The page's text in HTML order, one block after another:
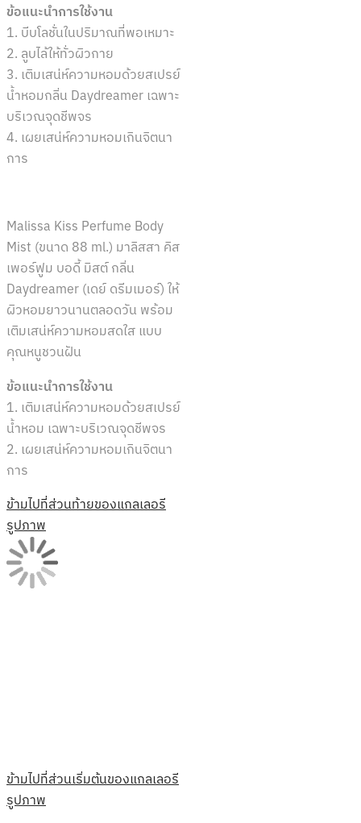
ข้อแนะนำการใช้งาน
1. บีบโลชั่นในปริมาณที่พอเหมาะ
2. ลูบไล้ให้ทั่วผิวกาย
3. เติมเสน่ห์ความหอมด้วยสเปรย์
น้ำหอมกลิ่น Daydreamer เฉพาะ
บริเวณจุดชีพจร
4. เผยเสน่ห์ความหอมเกินจิตนา
การ
Malissa Kiss Perfume Body
Mist (ขนาด 88 ml.) มาลิสสา คิส
เพอร์ฟูม บอดี้ มิสต์ กลิ่น
Daydreamer (เดย์ ดรีมเมอร์) ให้
ผิวหอมยาวนานตลอดวัน พร้อม
เติมเสน่ห์ความหอมสดใส แบบ
คุณหนูชวนฝัน
ข้อแนะนำการใช้งาน
1. เติมเสน่ห์ความหอมด้วยสเปรย์
น้ำหอม เฉพาะบริเวณจุดชีพจร
2. เผยเสน่ห์ความหอมเกินจิตนา
การ
ข้ามไปที่ส่วนท้ายของแกลเลอรี
รูปภาพ
ข้ามไปที่ส่วนเริ่มต้นของแกลเลอรี
รูปภาพ